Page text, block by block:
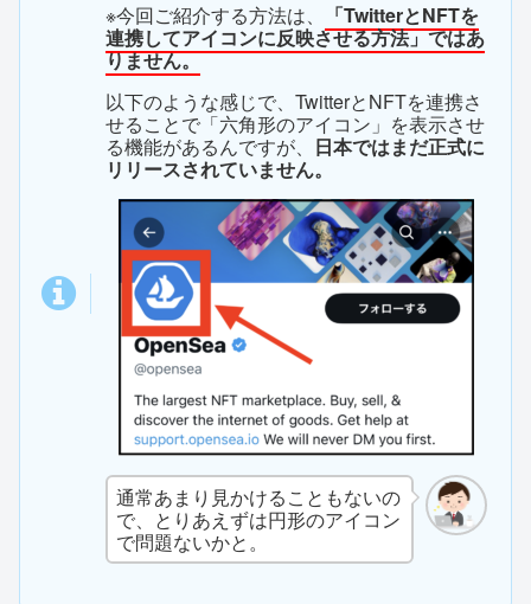
※今回ご紹介する方法は、
「TwitterとNFTを
連携してアイコンに反映させる方法」ではあ
りません。
以下のような感じで、TwitterとNFTを連携さ
せることで「六角形のアイコン」を表示させ
る機能があるんですが、 日本ではまだ正式に
リリースされていません。
通常あまり見かけることもないの
で、とりあえずは円形のアイコン
で問題ないかと。